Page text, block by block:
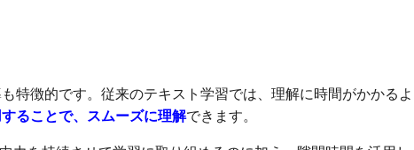
特徴的です。従来のテキスト学習では、理解に時間がかかるよ
ることで、スムーズに理解できます。